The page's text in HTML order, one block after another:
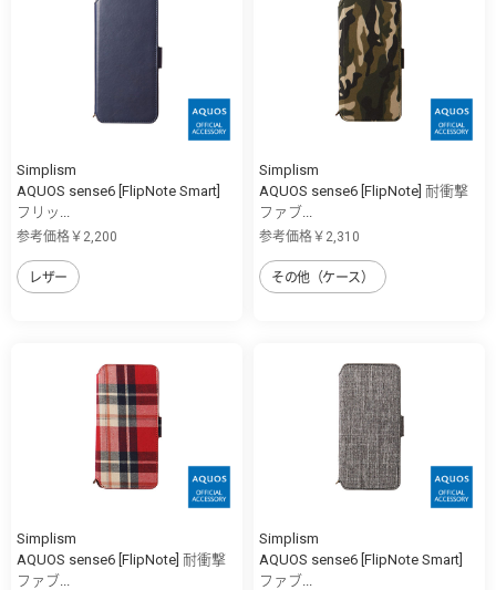
Simplism
AQUOS sense6 [FlipNote Smart]
フリッ...
参考価格￥2,200
レザー
Simplism
AQUOS sense6 [FlipNote] 耐衝撃
ファブ...
参考価格￥2,310
その他（ケース）
Simplism
AQUOS sense6 [FlipNote] 耐衝撃
ファブ...
Simplism
AQUOS sense6 [FlipNote Smart]
ファブ...